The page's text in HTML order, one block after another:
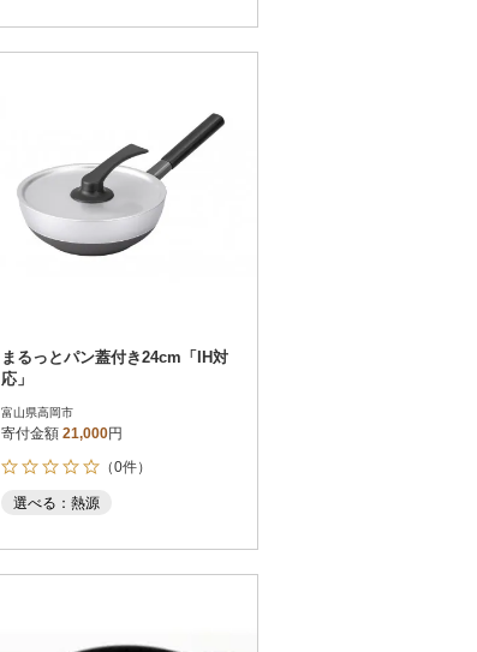
まるっとパン蓋付き24cm「IH対
応」
富山県高岡市
寄付金額 21,000円
（0件）
選べる：熱源